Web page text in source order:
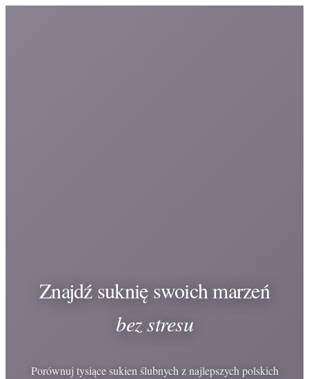
Znajdź suknię swoich marzeń
bez stresu
Porównuj tysiące sukien ślubnych z najlepszych polskich